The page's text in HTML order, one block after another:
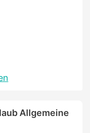
Allgemeine